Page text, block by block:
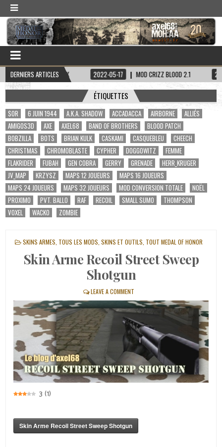
DERNIERS ARTICLES
HADDOCK 2022-05-17 MOD CRIZZ BLOOD 2.1 2022-05-01
ÉTIQUETTES
$OR 6 JUIN 1944 A.K.A. SHADOW ACCADACCA AIRBORNE
ALLIÉS
AMIGOS3D
AXE AXEL68 BAND OF BROTHERS
BLOOD PATCH
BOBZILLA
BOTS BRIAN KULK CASKAMI CASQUEBLEU
CHEECH
CHRISTMAS
CHROMOBLASTE CYPHER DOGGOWITZ
FEMME
FLAKRIDER
FUBAH GEN COBRA GERRY GRENADE
HERR_KRUGER
JV_MAP
KRZYSZ MAPS 12 JOUEURS
MAPS 16 JOUEURS
MAPS 24 JOUEURS
MAPS 32 JOUEURS MOD CONVERSION TOTALE
NOËL
PROXIMO
PVT. BALLO RAF RECOIL SMALL SUMO
THOMPSON
VOXEL
WACKO ZOMBIE
POSTED
SKINS ARMES TOUS LES MODS, SKINS ET OUTILS TOUT MEDAL OF HONOR
Skin Arme Recoil Street Sweep
Shotgun
LEAVE A COMMENT
3 (1)
Skin Arme Recoil Street Sweep Shotgun